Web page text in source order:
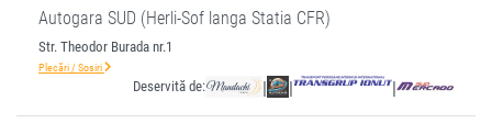
Autogara SUD (Herli-Sof langa Statia CFR)
Str. Theodor Burada nr.1
Plecări / Sosiri
Deservită de: | | |